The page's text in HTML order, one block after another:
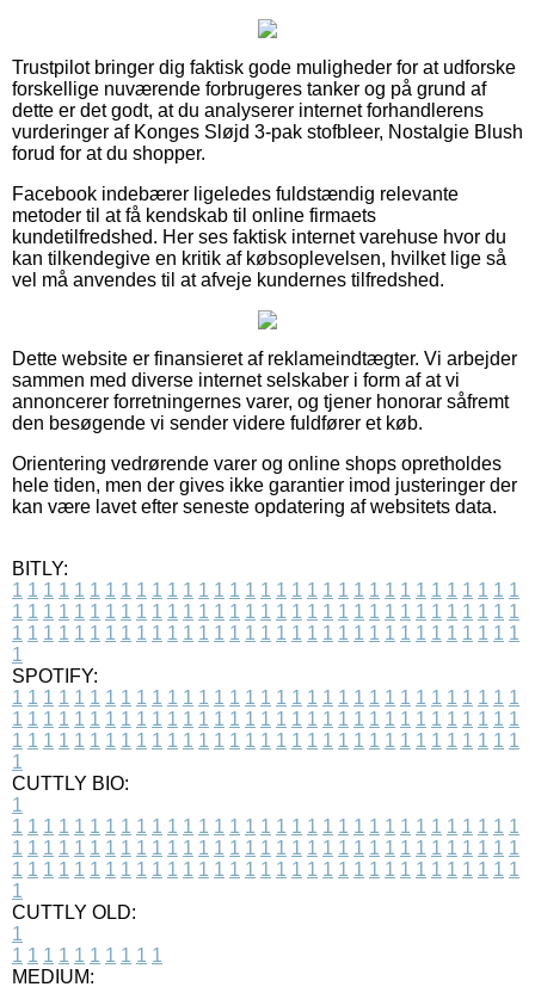
Trustpilot bringer dig faktisk gode muligheder for at udforske
forskellige nuværende forbrugeres tanker og på grund af
dette er det godt, at du analyserer internet forhandlerens
vurderinger af Konges Sløjd 3-pak stofbleer, Nostalgie Blush
forud for at du shopper.
Facebook indebærer ligeledes fuldstændig relevante
metoder til at få kendskab til online firmaets
kundetilfredshed. Her ses faktisk internet varehuse hvor du
kan tilkendegive en kritik af købsoplevelsen, hvilket lige så
vel må anvendes til at afveje kundernes tilfredshed.
Dette website er finansieret af reklameindtægter. Vi arbejder
sammen med diverse internet selskaber i form af at vi
annoncerer forretningernes varer, og tjener honorar såfremt
den besøgende vi sender videre fuldfører et køb.
Orientering vedrørende varer og online shops opretholdes
hele tiden, men der gives ikke garantier imod justeringer der
kan være lavet efter seneste opdatering af websitets data.
BITLY:
1 1 1 1 1 1 1 1 1 1 1 1 1 1 1 1 1 1 1 1 1 1 1 1 1 1 1 1 1 1 1 1 1
1 1 1 1 1 1 1 1 1 1 1 1 1 1 1 1 1 1 1 1 1 1 1 1 1 1 1 1 1 1 1 1 1
1 1 1 1 1 1 1 1 1 1 1 1 1 1 1 1 1 1 1 1 1 1 1 1 1 1 1 1 1 1 1 1 1
1
SPOTIFY:
1 1 1 1 1 1 1 1 1 1 1 1 1 1 1 1 1 1 1 1 1 1 1 1 1 1 1 1 1 1 1 1 1
1 1 1 1 1 1 1 1 1 1 1 1 1 1 1 1 1 1 1 1 1 1 1 1 1 1 1 1 1 1 1 1 1
1 1 1 1 1 1 1 1 1 1 1 1 1 1 1 1 1 1 1 1 1 1 1 1 1 1 1 1 1 1 1 1 1
1
CUTTLY BIO:
1
1 1 1 1 1 1 1 1 1 1 1 1 1 1 1 1 1 1 1 1 1 1 1 1 1 1 1 1 1 1 1 1 1
1 1 1 1 1 1 1 1 1 1 1 1 1 1 1 1 1 1 1 1 1 1 1 1 1 1 1 1 1 1 1 1 1
1 1 1 1 1 1 1 1 1 1 1 1 1 1 1 1 1 1 1 1 1 1 1 1 1 1 1 1 1 1 1 1 1
1
CUTTLY OLD:
1
1 1 1 1 1 1 1 1 1 1
MEDIUM: